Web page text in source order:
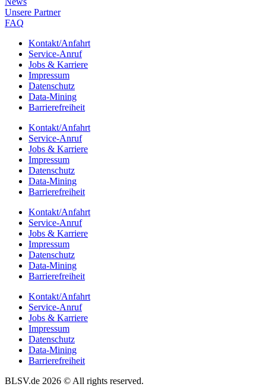
Unsere Part­ner
FAQ
Kontakt/​​Anfahrt
Service-Anruf
Jobs & Karriere
Impres­sum
Daten­schutz
Data-Mining
Barrie­re­frei­heit
Kontakt/​​Anfahrt
Service-Anruf
Jobs & Karriere
Impres­sum
Daten­schutz
Data-Mining
Barrie­re­frei­heit
Kontakt/​​Anfahrt
Service-Anruf
Jobs & Karriere
Impres­sum
Daten­schutz
Data-Mining
Barrie­re­frei­heit
Kontakt/​​Anfahrt
Service-Anruf
Jobs & Karriere
Impres­sum
Daten­schutz
Data-Mining
Barrie­re­frei­heit
BLSV.de 2026 © All rights reserved.